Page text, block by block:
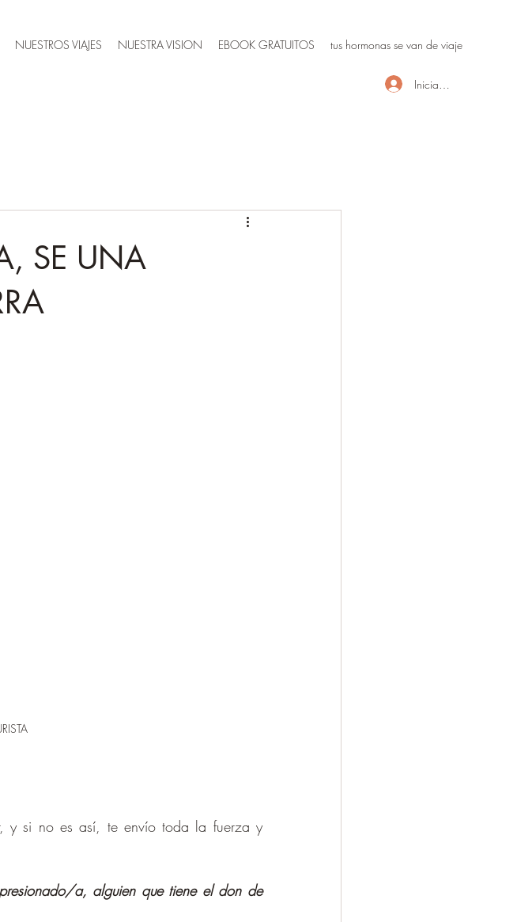
NUESTROS VIAJES NUESTRA VISION EBOOK GRATUITOS tus hormonas se van de viaje
Iniciar sesión
SE UNA
y si no es así, te envío toda la fuerza y
a, alguien que tiene el don de